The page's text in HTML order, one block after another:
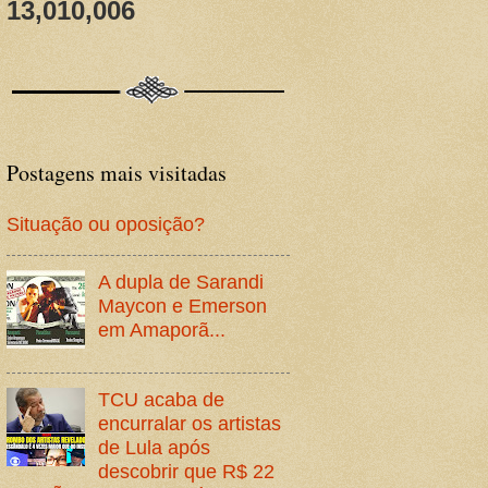
13,010,006
Postagens mais visitadas
Situação ou oposição?
A dupla de Sarandi
Maycon e Emerson
em Amaporã...
TCU acaba de
encurralar os artistas
de Lula após
descobrir que R$ 22